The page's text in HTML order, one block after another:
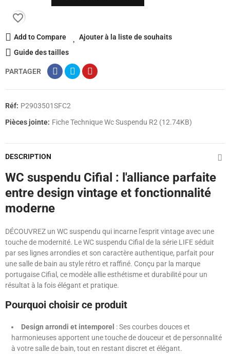
favorite_border
Add to Compare
Ajouter à la liste de souhaits
Guide des tailles
PARTAGER
Réf: P2903501SFC2
Pièces jointe: Fiche Technique Wc Suspendu R2 (12.74KB)
DESCRIPTION
WC suspendu Cifial : l'alliance parfaite
entre design vintage et fonctionnalité
moderne
DÉCOUVREZ un WC suspendu qui incarne l'esprit vintage avec une
touche de modernité. Le WC suspendu Cifial de la série LIFE séduit
par ses lignes arrondies et son caractère authentique, parfait pour
une salle de bain au style rétro et raffiné. Conçu par la marque
portugaise Cifial, ce modèle allie esthétisme et durabilité pour un
résultat à la fois élégant et pratique.
Pourquoi choisir ce produit
Design arrondi et intemporel : Ses courbes douces et
harmonieuses apportent une touche de douceur et de personnalité
à votre salle de bain, tout en restant discret et élégant.